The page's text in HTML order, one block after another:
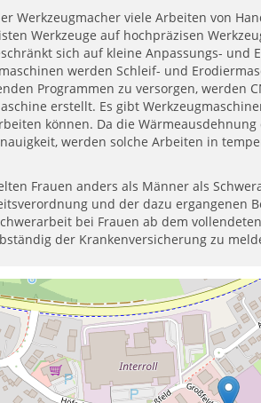
Werkzeugmacher viele Arbeiten von
Werkzeuge auf hochpräzisen
sich auf kleine Anpassungs- und
werden Schleif- und
Programmen zu versorgen, werden
erstellt. Es gibt
können. Da die
werden solche Arbeiten in
Frauen anders als Männer als
und der dazu ergangenen
bei Frauen ab dem
der Krankenversicherung zu